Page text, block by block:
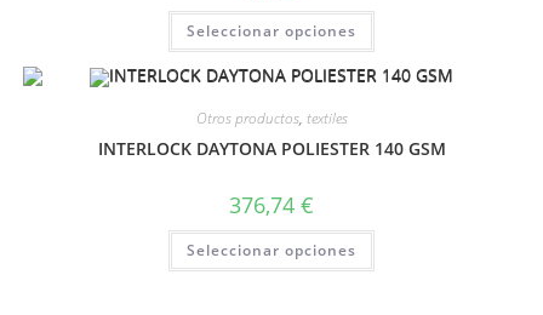
Seleccionar opciones
Otros productos, textiles
INTERLOCK DAYTONA POLIESTER 140 GSM
376,74 €
Seleccionar opciones